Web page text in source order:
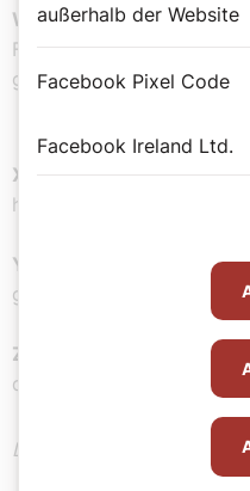
W wie Wurstessen,
Froschauer im Beisein
gegen das geltende
X wie Xanthippe:Die
hatte oft üble Laune.
Y wie Yoga:
Die
geistige und körperliche
Z wie Zeit:
ganz modern:
diätetischen, nicht
Der Kommentar drückt die
außerhalb der Website
Facebook Pixel Code
Facebook Ireland Ltd.